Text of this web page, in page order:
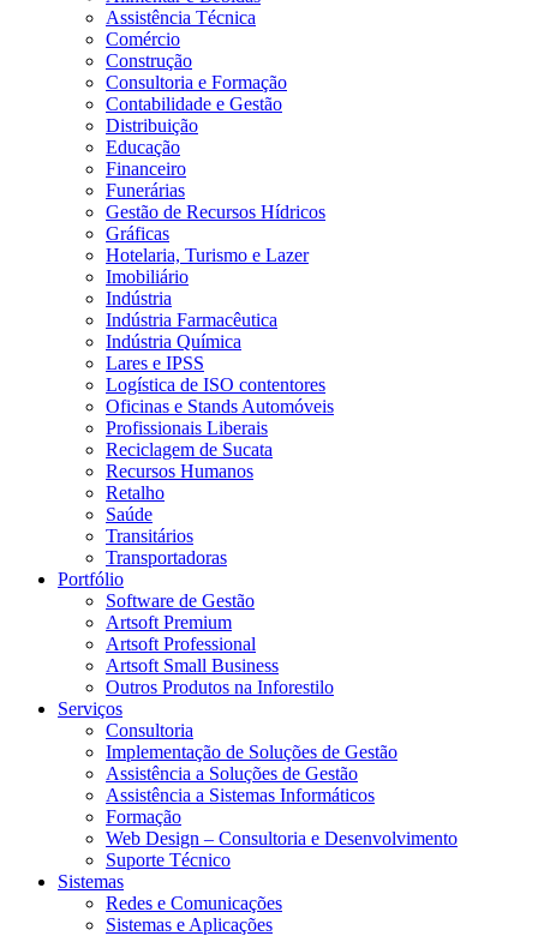
Assistência Técnica
Comércio
Construção
Consultoria e Formação
Contabilidade e Gestão
Distribuição
Educação
Financeiro
Funerárias
Gestão de Recursos Hídricos
Gráficas
Hotelaria, Turismo e Lazer
Imobiliário
Indústria
Indústria Farmacêutica
Indústria Química
Lares e IPSS
Logística de ISO contentores
Oficinas e Stands Automóveis
Profissionais Liberais
Reciclagem de Sucata
Recursos Humanos
Retalho
Saúde
Transitários
Transportadoras
Portfólio
Software de Gestão
Artsoft Premium
Artsoft Professional
Artsoft Small Business
Outros Produtos na Inforestilo
Serviços
Consultoria
Implementação de Soluções de Gestão
Assistência a Soluções de Gestão
Assistência a Sistemas Informáticos
Formação
Web Design – Consultoria e Desenvolvimento
Suporte Técnico
Sistemas
Redes e Comunicações
Sistemas e Aplicações